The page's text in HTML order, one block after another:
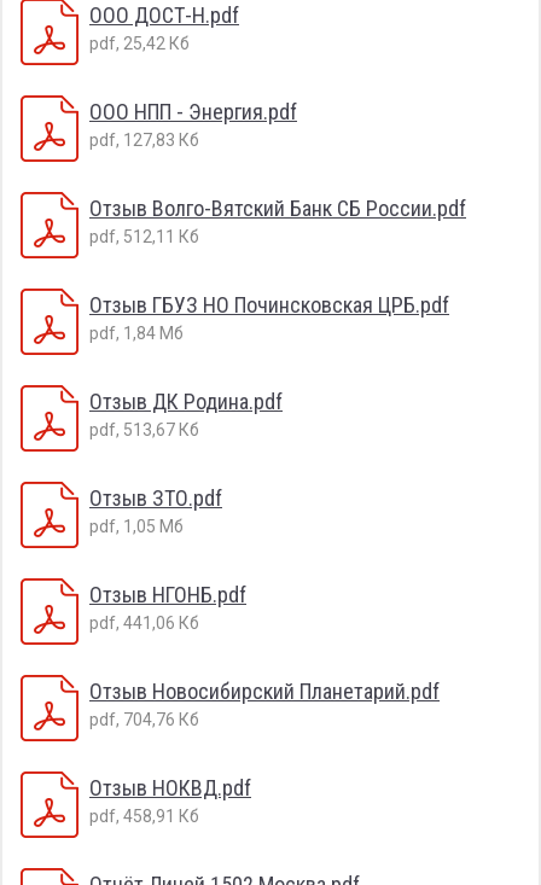
ООО ДОСТ-Н.pdf
pdf, 25,42 Кб
ООО НПП - Энергия.pdf
pdf, 127,83 Кб
Отзыв Волго-Вятский Банк СБ России.pdf
pdf, 512,11 Кб
Отзыв ГБУЗ НО Починсковская ЦРБ.pdf
pdf, 1,84 Мб
Отзыв ДК Родина.pdf
pdf, 513,67 Кб
Отзыв ЗТО.pdf
pdf, 1,05 Мб
Отзыв НГОНБ.pdf
pdf, 441,06 Кб
Отзыв Новосибирский Планетарий.pdf
pdf, 704,76 Кб
Отзыв НОКВД.pdf
pdf, 458,91 Кб